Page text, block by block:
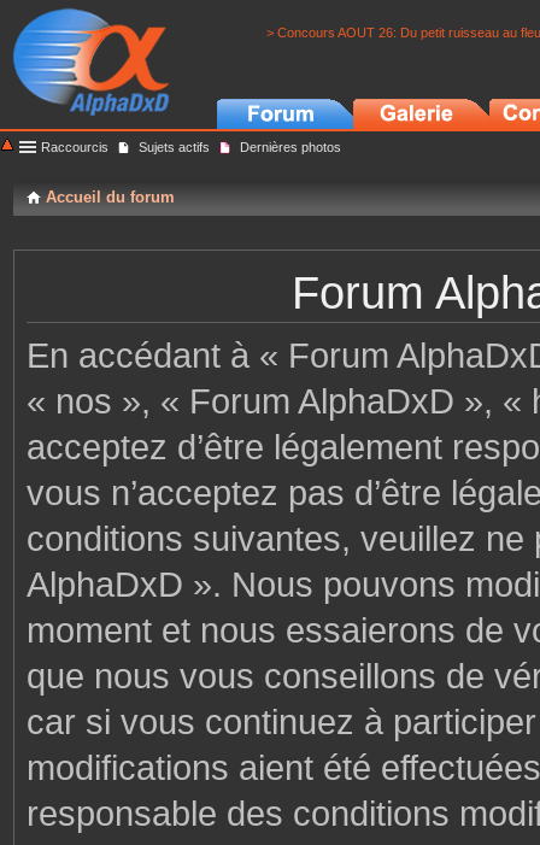
> Concours AOUT 26: Du petit ruisseau au
Raccourcis Sujets actifs Dernières photos
Accueil du forum
Forum
En accédant à « Forum
« nos », « Forum AlphaDxD »,
acceptez d’être légalement
vous n’acceptez pas d’être
conditions suivantes, veuillez
AlphaDxD ». Nous pouvons
moment et nous essaierons de
que nous vous conseillons de
car si vous continuez à
modifications aient été
responsable des conditions